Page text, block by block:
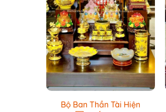
Bộ Ban Thần Tài Hiện